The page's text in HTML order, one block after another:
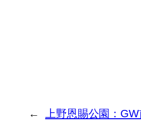
← 上野恩賜公園：